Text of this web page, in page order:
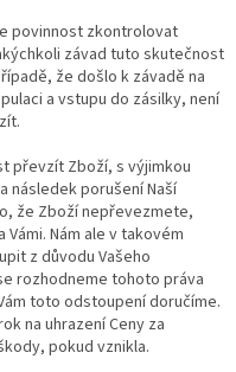
povinnost zkontrolovat
závad tuto skutečnost
že došlo k závadě na
a vstupu do zásilky, není
převzít Zboží, s výjimkou
následek porušení Naší
že Zboží nepřevezmete,
Nám ale v takovém
z důvodu Vašeho
rozhodneme tohoto práva
toto odstoupení doručíme.
na uhrazení Ceny za
pokud vznikla.